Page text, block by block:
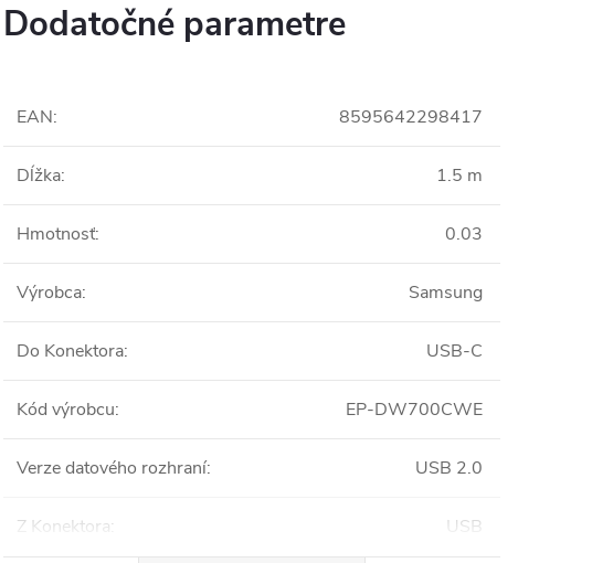
Dodatočné parametre
EAN: 8595642298417
Dĺžka: 1.5 m
Hmotnosť: 0.03
Výrobca: Samsung
Do Konektora: USB-C
Kód výrobcu: EP-DW700CWE
Verze datového rozhraní: USB 2.0
Z Konektora: USB